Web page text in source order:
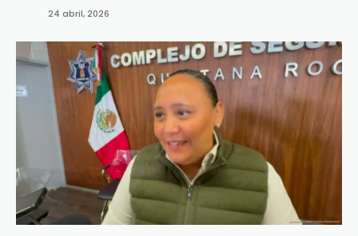
24 abril, 2026